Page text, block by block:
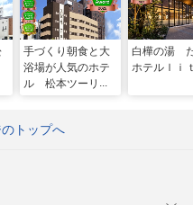
手づくり朝食と大
浴場が人気のホテ
ル 松本ツーリス
白樺の湯
ホテルｌｉ
トップへ